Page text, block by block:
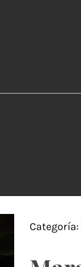
Categoría: